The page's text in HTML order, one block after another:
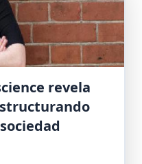
revela